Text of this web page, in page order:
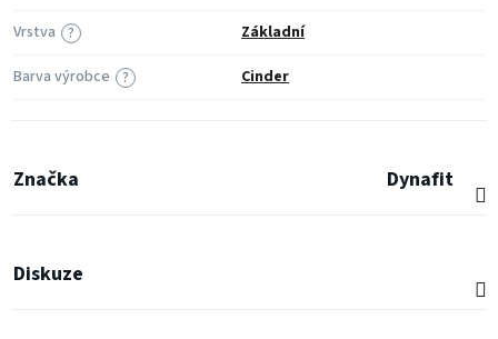
?
Vrstva Základní
?
Barva výrobce Cinder
Značka Dynafit
Diskuze